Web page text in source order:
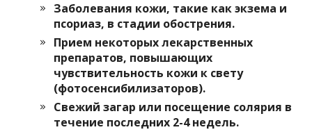
Заболевания кожи, такие как экзема и
псориаз, в стадии обострения.
Прием некоторых лекарственных
препаратов, повышающих
чувствительность кожи к свету
(фотосенсибилизаторов).
Свежий загар или посещение солярия в
течение последних 2-4 недель.